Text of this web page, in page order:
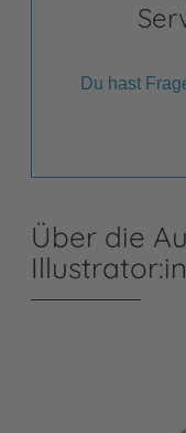
Du hast
Über die